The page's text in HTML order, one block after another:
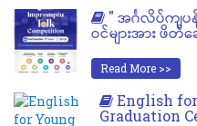
" အင်္ဂလိပ်ကျပ
ဝင်များအား ဖိတ်ခေ
Read More >>
English
Graduation